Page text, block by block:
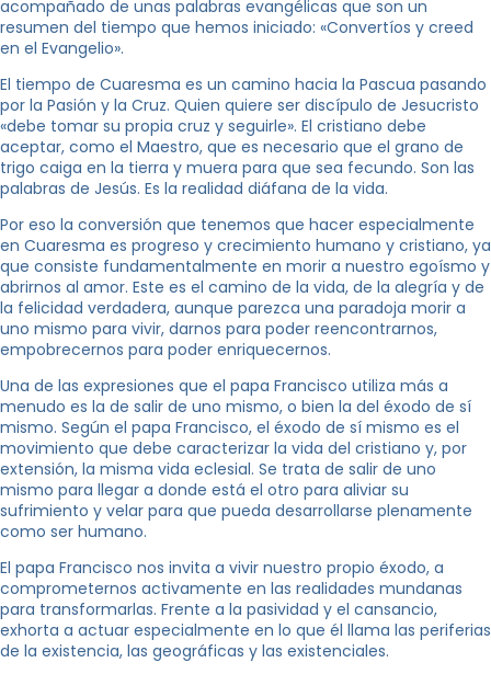
acompañado de unas palabras evangélicas que son un
resumen del tiempo que hemos iniciado: «Convertíos y creed
en el Evangelio».
El tiempo de Cuaresma es un camino hacia la Pascua pasando
por la Pasión y la Cruz. Quien quiere ser discípulo de Jesucristo
«debe tomar su propia cruz y seguirle». El cristiano debe
aceptar, como el Maestro, que es necesario que el grano de
trigo caiga en la tierra y muera para que sea fecundo. Son las
palabras de Jesús. Es la realidad diáfana de la vida.
Por eso la conversión que tenemos que hacer especialmente
en Cuaresma es progreso y crecimiento humano y cristiano, ya
que consiste fundamentalmente en morir a nuestro egoísmo y
abrirnos al amor. Este es el camino de la vida, de la alegría y de
la felicidad verdadera, aunque parezca una paradoja morir a
uno mismo para vivir, darnos para poder reencontrarnos,
empobrecernos para poder enriquecernos.
Una de las expresiones que el papa Francisco utiliza más a
menudo es la de salir de uno mismo, o bien la del éxodo de sí
mismo. Según el papa Francisco, el éxodo de sí mismo es el
movimiento que debe caracterizar la vida del cristiano y, por
extensión, la misma vida eclesial. Se trata de salir de uno
mismo para llegar a donde está el otro para aliviar su
sufrimiento y velar para que pueda desarrollarse plenamente
como ser humano.
El papa Francisco nos invita a vivir nuestro propio éxodo, a
comprometernos activamente en las realidades mundanas
para transformarlas. Frente a la pasividad y el cansancio,
exhorta a actuar especialmente en lo que él llama las periferias
de la existencia, las geográficas y las existenciales.